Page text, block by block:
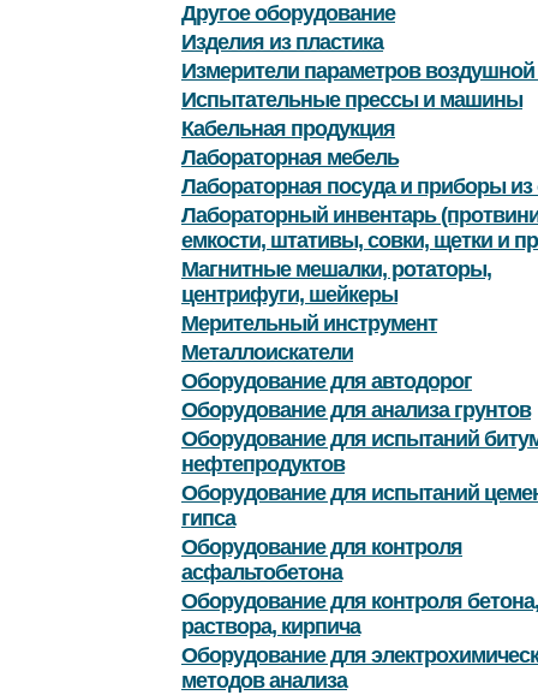
Другое оборудование
Изделия из пластика
Измерители параметров
Испытательные прессы и машины
Кабельная продукция
Лабораторная мебель
Лабораторная посуда и приборы из
Лабораторный инвентарь
емкости, штативы, совки, щетки и
Магнитные мешалки, ротаторы,
центрифуги, шейкеры
Мерительный инструмент
Металлоискатели
Оборудование для автодорог
Оборудование для анализа грунтов
Оборудование для испытаний
нефтепродуктов
Оборудование для испытаний
гипса
Оборудование для контроля
асфальтобетона
Оборудование для контроля бетона,
раствора, кирпича
Оборудование для
методов анализа